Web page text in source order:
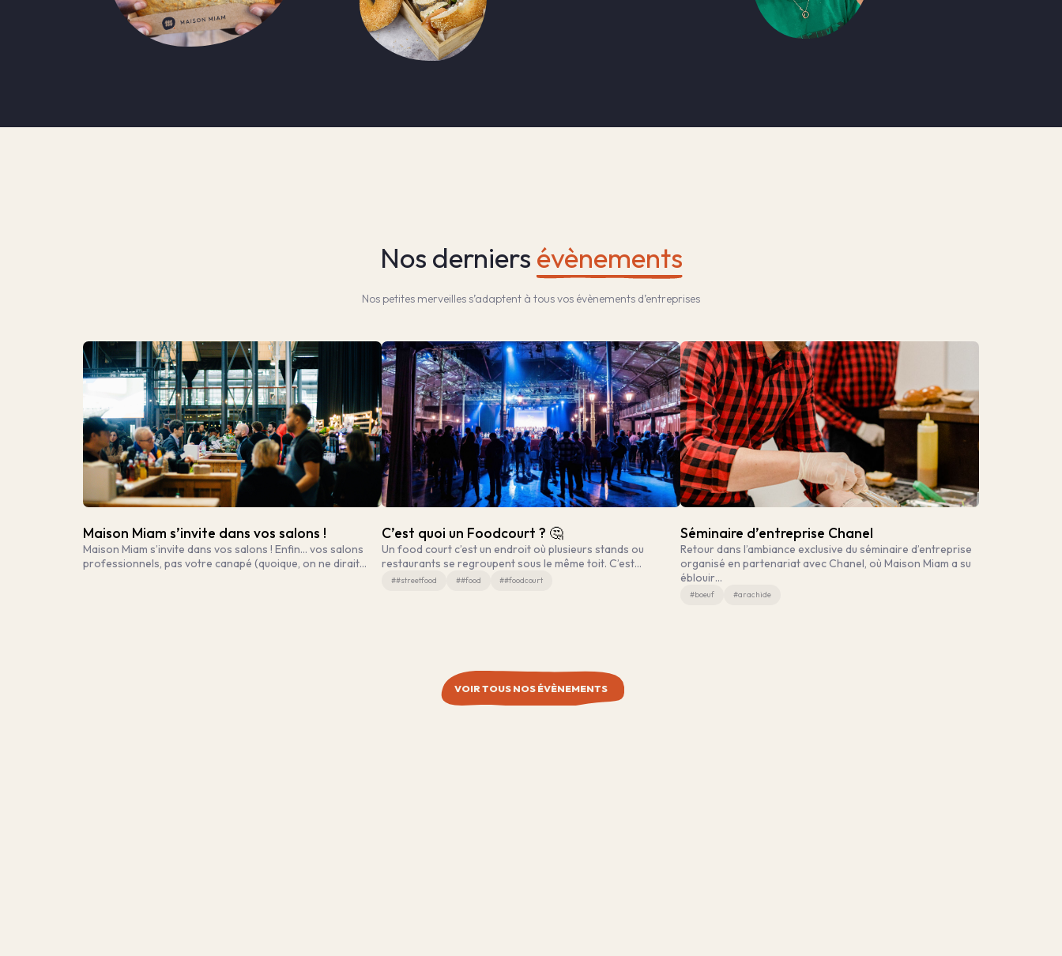
Nos derniers évènements
Nos petites merveilles s’adaptent à tous vos évènements d’entreprises
Maison Miam s’invite dans vos salons !
Maison Miam s’invite dans vos salons ! Enfin… vos salons
professionnels, pas votre canapé (quoique, on ne dirait…
C’est quoi un Foodcourt ? 🤔
Un food court c’est un endroit où plusieurs stands ou
restaurants se regroupent sous le même toit. C’est…
##streetfood ##food ##foodcourt
Séminaire d’entreprise Chanel
Retour dans l’ambiance exclusive du séminaire d’entreprise
organisé en partenariat avec Chanel, où Maison Miam a su
éblouir…
#boeuf #arachide
VOIR TOUS NOS ÉVÈNEMENTS